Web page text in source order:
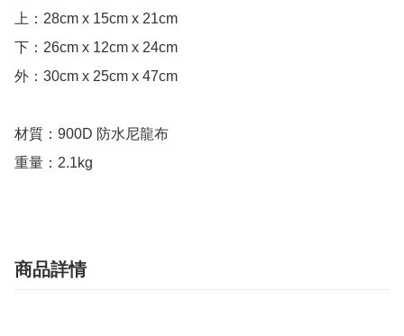
上：28cm x 15cm x 21cm
下：26cm x 12cm x 24cm
外：30cm x 25cm x 47cm
材質：900D 防水尼龍布
重量：2.1kg
商品詳情